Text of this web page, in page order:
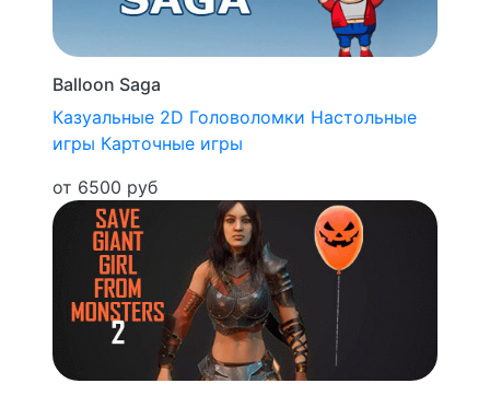
Balloon Saga
Казуальные 2D Головоломки Настольные
игры Карточные игры
от 6500 руб